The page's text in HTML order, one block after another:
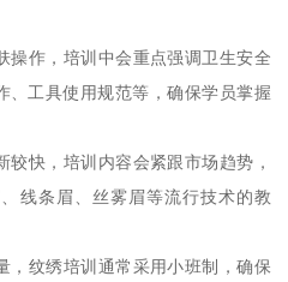
操作，培训中会重点强调卫生安全
、工具使用规范等，确保学员掌握
快，培训内容会紧跟市场趋势，
线条眉、丝雾眉等流行技术的教
，纹绣培训通常采用小班制，确保